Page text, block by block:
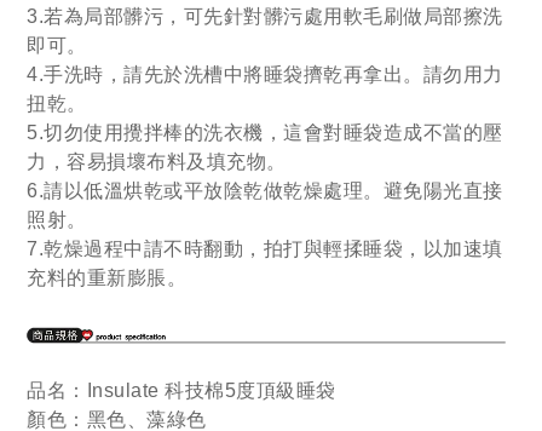
3.若為局部髒污，可先針對髒污處用軟毛刷做局部擦洗
即可。
4.手洗時，請先於洗槽中將睡袋擠乾再拿出。請勿用力
扭乾。
5.切勿使用攪拌棒的洗衣機，這會對睡袋造成不當的壓
力，容易損壞布料及填充物。
6.請以低溫烘乾或平放陰乾做乾燥處理。避免陽光直接
照射。
7.乾燥過程中請不時翻動，拍打與輕揉睡袋，以加速填
充料的重新膨脹。
品名：Insulate 科技棉5度頂級睡袋
顏色：黑色、藻綠色